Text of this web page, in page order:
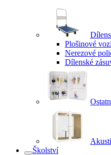
Plošinové
Nerezové
Dílenské
Školství